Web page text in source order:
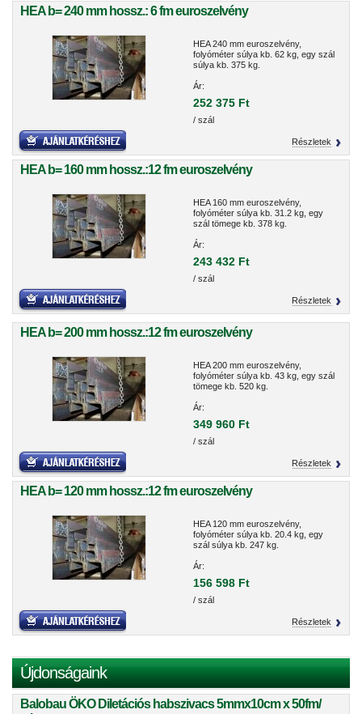
HEA b= 240 mm hossz.: 6 fm euroszelvény
HEA 240 mm euroszelvény,
folyóméter súlya kb. 62 kg, egy szál
súlya kb. 375 kg.
Ár:
252 375 Ft
/ szál
Részletek
HEA b= 160 mm hossz.:12 fm euroszelvény
HEA 160 mm euroszelvény,
folyóméter súlya kb. 31.2 kg, egy
szál tömege kb. 378 kg.
Ár:
243 432 Ft
/ szál
Részletek
HEA b= 200 mm hossz.:12 fm euroszelvény
HEA 200 mm euroszelvény,
folyóméter súlya kb. 43 kg, egy szál
tömege kb. 520 kg.
Ár:
349 960 Ft
/ szál
Részletek
HEA b= 120 mm hossz.:12 fm euroszelvény
HEA 120 mm euroszelvény,
folyóméter súlya kb. 20.4 kg, egy
szál súlya kb. 247 kg.
Ár:
156 598 Ft
/ szál
Részletek
Újdonságaink
Balobau ÖKO Diletációs habszivacs 5mmx10cm x 50fm/